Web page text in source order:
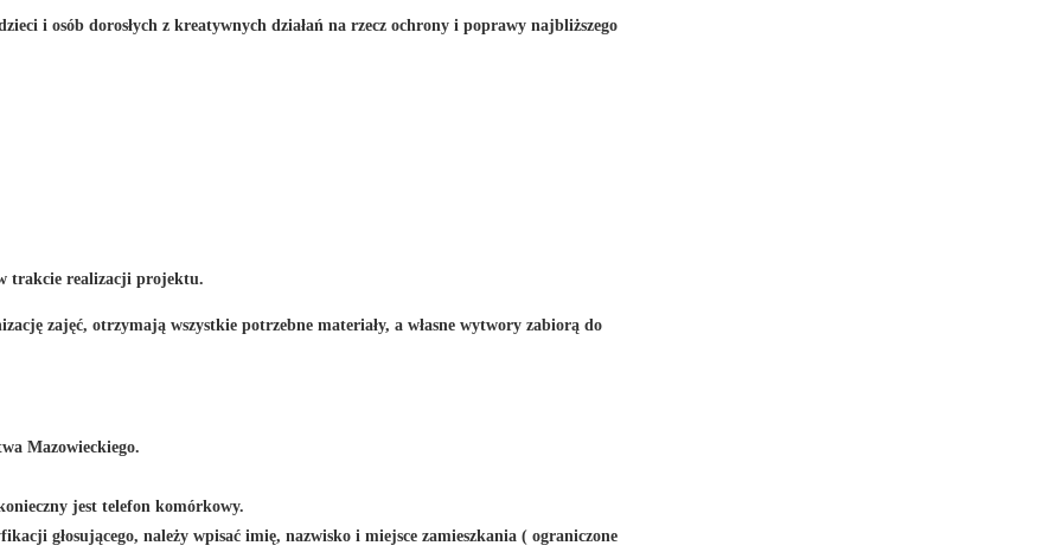
i osób dorosłych z kreatywnych działań na rzecz ochrony i poprawy najbliższego
trakcie realizacji projektu.
zajęć, otrzymają wszystkie potrzebne materiały, a własne wytwory zabiorą do
Mazowieckiego.
jest telefon komórkowy.
głosującego, należy wpisać imię, nazwisko i miejsce zamieszkania ( ograniczone